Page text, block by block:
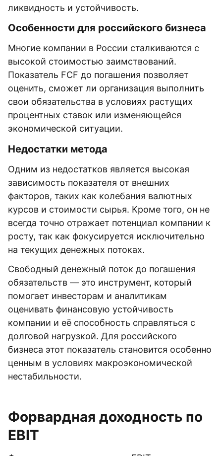
ликвидность и устойчивость.
Особенности для российского бизнеса
Многие компании в России сталкиваются с
высокой стоимостью заимствований.
Показатель FCF до погашения позволяет
оценить, сможет ли организация выполнить
свои обязательства в условиях растущих
процентных ставок или изменяющейся
экономической ситуации.
Недостатки метода
Одним из недостатков является высокая
зависимость показателя от внешних
факторов, таких как колебания валютных
курсов и стоимости сырья. Кроме того, он не
всегда точно отражает потенциал компании к
росту, так как фокусируется исключительно
на текущих денежных потоках.
Свободный денежный поток до погашения
обязательств — это инструмент, который
помогает инвесторам и аналитикам
оценивать финансовую устойчивость
компании и её способность справляться с
долговой нагрузкой. Для российского
бизнеса этот показатель становится особенно
ценным в условиях макроэкономической
нестабильности.
Форвардная доходность по
EBIT